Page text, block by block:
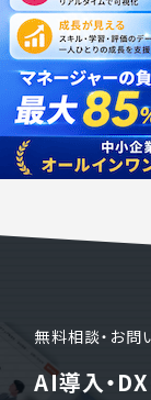
無料相談・お問
AI導入・